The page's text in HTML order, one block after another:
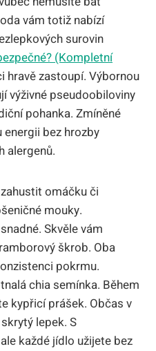
vám totiž nabízí
surovin
(Kompletní
hravě zastoupí. Výbornou
výživné pseudoobiloviny
pohanka. Zmíněné
bez hrozby
alergenů.
omáčku či
mouky.
Skvěle vám
škrob. Oba
pokrmu.
chia semínka. Během
kypřicí prášek. Občas v
lepek. S
každé jídlo užijete bez